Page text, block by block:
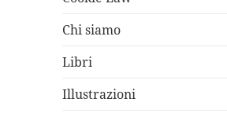
Chi siamo
Libri
Illustrazioni